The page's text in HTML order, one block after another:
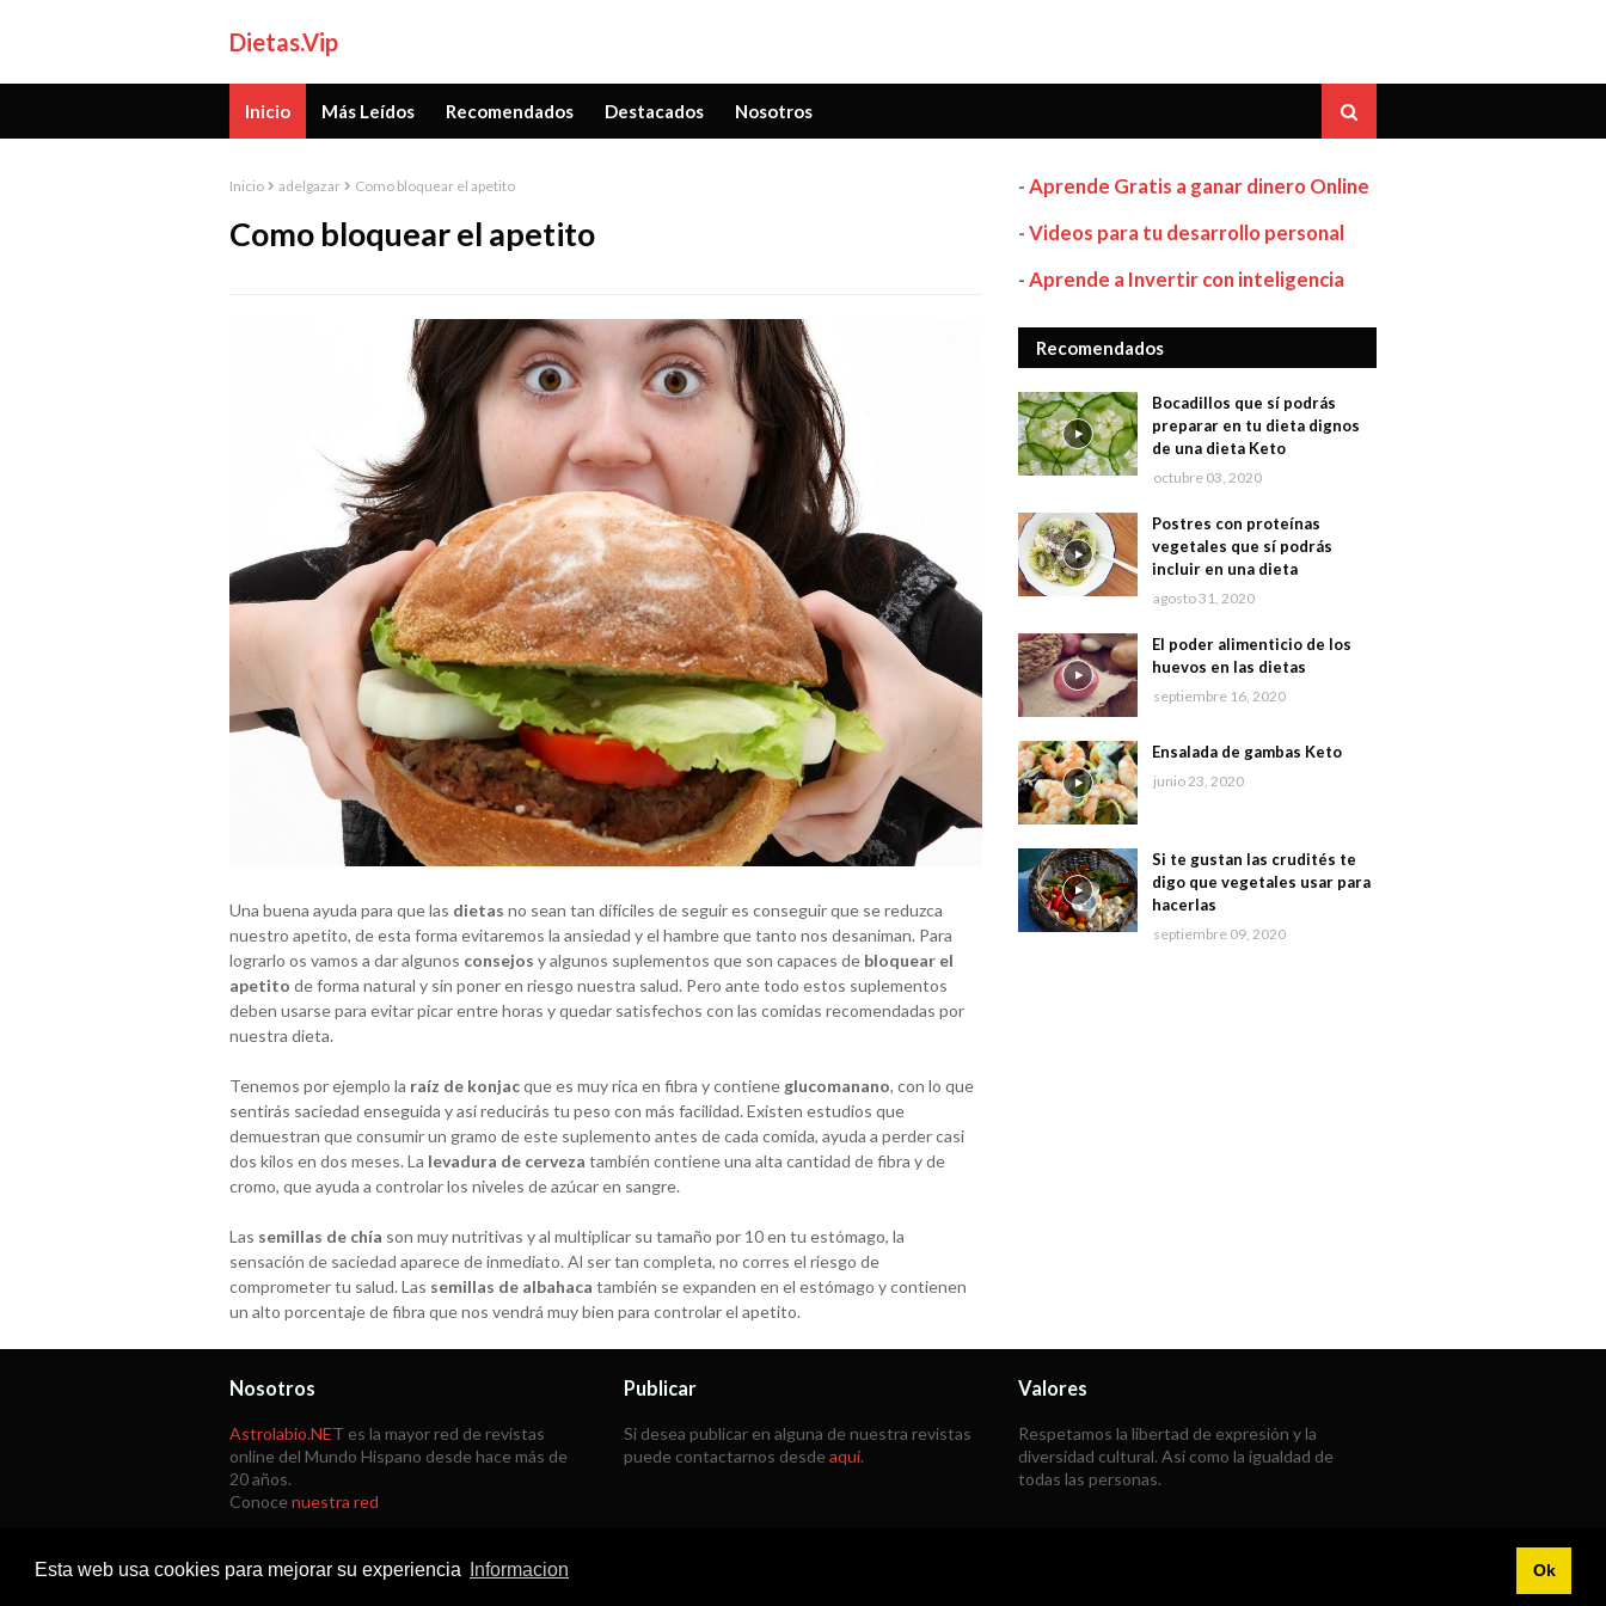
Esta web usa cookies para mejorar su experiencia Informacion Ok
Dietas.Vip
Inicio Más Leídos Recomendados Destacados Nosotros
Inicio adelgazar Como bloquear el apetito
Como bloquear el apetito
Una buena ayuda para que las dietas no sean tan difíciles de seguir es conseguir que se reduzca
nuestro apetito, de esta forma evitaremos la ansiedad y el hambre que tanto nos desaniman. Para
lograrlo os vamos a dar algunos consejos y algunos suplementos que son capaces de bloquear el
apetito de forma natural y sin poner en riesgo nuestra salud. Pero ante todo estos suplementos
deben usarse para evitar picar entre horas y quedar satisfechos con las comidas recomendadas por
nuestra dieta.
Tenemos por ejemplo la raíz de konjacque es muy rica en fibra y contieneglucomanano, con lo que
sentirás saciedad enseguida y así reducirás tu peso con más facilidad. Existen estudios que
demuestran que consumir un gramo de este suplemento antes de cada comida, ayuda a perder casi
dos kilos en dos meses. La levadura de cerveza también contiene una alta cantidad de fibra y de
cromo, que ayuda a controlar los niveles de azúcar en sangre.
Las semillas de chía son muy nutritivas y al multiplicar su tamaño por 10 en tu estómago, la
sensación de saciedad aparece de inmediato. Al ser tan completa, no corres el riesgo de
comprometer tu salud. Las semillas de albahaca también se expanden en el estómago y contienen
un alto porcentaje de fibra que nos vendrá muy bien para controlar el apetito.
-Aprende Gratis a ganar dinero Online
-Videos para tu desarrollo personal
-Aprende a Invertir con inteligencia
Recomendados
Bocadillos que sí podrás
preparar en tu dieta dignos
de una dieta Keto
octubre 03, 2020
Postres con proteínas
vegetales que sí podrás
incluir en una dieta
agosto 31, 2020
El poder alimenticio de los
huevos en las dietas
septiembre 16, 2020
Ensalada de gambas Keto
junio 23, 2020
Si te gustan las crudités te
digo que vegetales usar para
hacerlas
septiembre 09, 2020
Nosotros
Astrolabio.NET es la mayor red de revistas
online del Mundo Hispano desde hace más de
20 años.
Conoce nuestra red
Publicar
Si desea publicar en alguna de nuestra revistas
puede contactarnos desde aquí.
Valores
Respetamos la libertad de expresión y la
diversidad cultural. Así como la igualdad de
todas las personas.
Copyright © 1998 -2026